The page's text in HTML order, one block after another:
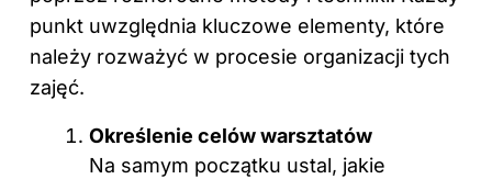
punkt uwzględnia kluczowe elementy, które
należy rozważyć w procesie organizacji tych
zajęć.
Określenie celów warsztatów
Na samym początku ustal, jakie